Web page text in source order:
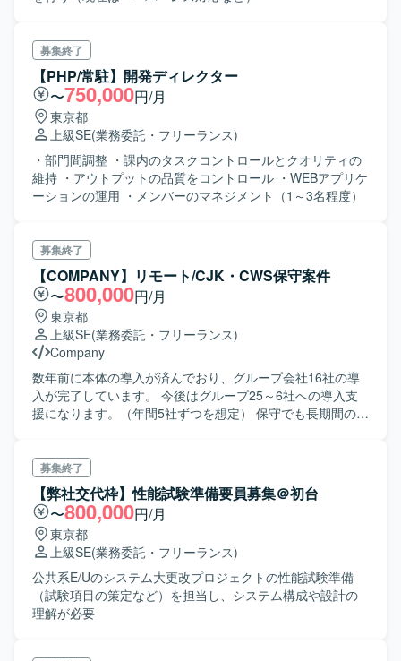
募集終了
【PHP/常駐】開発ディレクター
〜750,000円/月
東京都
上級SE(業務委託・フリーランス)
・部門間調整 ・課内のタスクコントロールとクオリティの
維持 ・アウトプットの品質をコントロール ・WEBアプリケ
ーションの運用 ・メンバーのマネジメント（1～3名程度）
募集終了
【COMPANY】リモート/CJK・CWS保守案件
〜800,000円/月
東京都
上級SE(業務委託・フリーランス)
Company
数年前に本体の導入が済んでおり、グループ会社16社の導
入が完了しています。 今後はグループ25～6社への導入支
援になります。（年間5社ずつを想定） 保守でも長期間の支
実際の設計と設定も行っていただきますが、 設定フェーズ
でメンバーを増やした際の管理もお願いできればと考えて
います。 ユーザーの人事部の方は、COMPANYを触ったこ
とがない方々のようです。
募集終了
【弊社交代枠】性能試験準備要員募集＠初台
〜800,000円/月
東京都
上級SE(業務委託・フリーランス)
公共系E/Uのシステム大更改プロジェクトの性能試験準備
（試験項目の策定など）を担当し、システム構成や設計の
理解が必要